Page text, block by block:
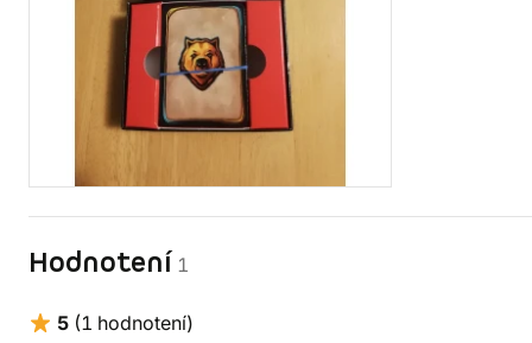
Hodnotení 1
5 (1 hodnotení)